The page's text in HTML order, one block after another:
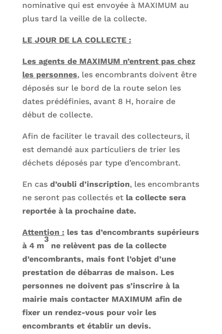
nominative qui est envoyée à MAXIMUM au
plus tard la veille de la collecte.
LE JOUR DE LA COLLECTE :
Les agents de MAXIMUM n’entrent pas chez
les personnes, les encombrants doivent être
déposés sur le bord de la route selon les
dates prédéfinies, avant 8 H, horaire de
début de collecte.
Afin de faciliter le travail des collecteurs, il
est demandé aux particuliers de trier les
déchets déposés par type d’encombrant.
En cas d’oubli d’inscription, les encombrants
ne seront pas collectés et la collecte sera
reportée à la prochaine date.
Attention : les tas d’encombrants supérieurs
à 4 m
3
ne relèvent pas de la collecte
d’encombrants, mais font l’objet d’une
prestation de débarras de maison. Les
personnes ne doivent pas s’inscrire à la
mairie mais contacter MAXIMUM afin de
fixer un rendez-vous pour voir les
encombrants et établir un devis.